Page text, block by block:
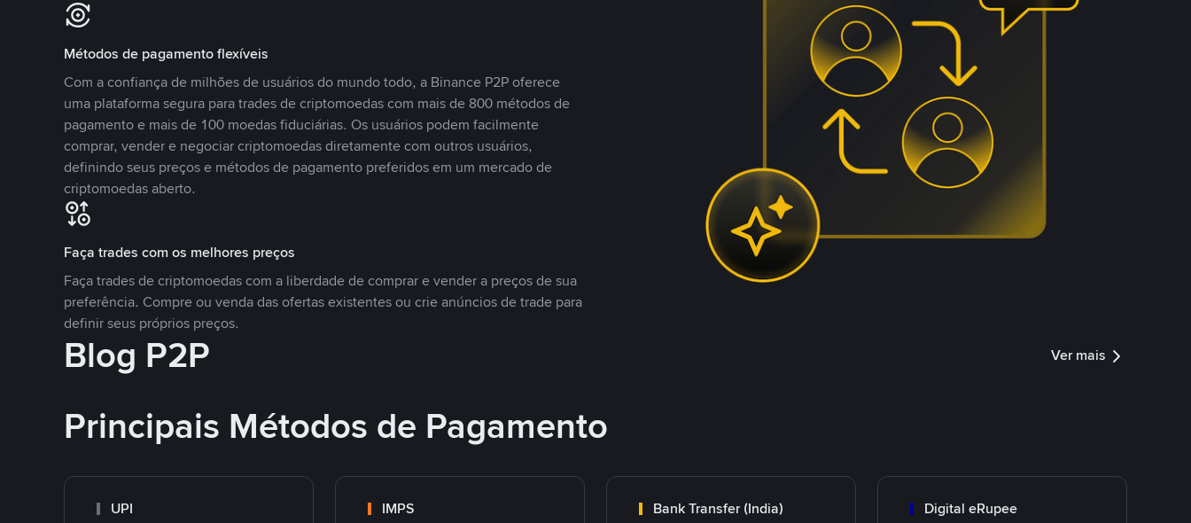
Métodos de pagamento flexíveis
Com a confiança de milhões de usuários do mundo todo, a Binance P2P oferece
uma plataforma segura para trades de criptomoedas com mais de 800 métodos de
pagamento e mais de 100 moedas fiduciárias. Os usuários podem facilmente
comprar, vender e negociar criptomoedas diretamente com outros usuários,
definindo seus preços e métodos de pagamento preferidos em um mercado de
criptomoedas aberto.
Faça trades com os melhores preços
Faça trades de criptomoedas com a liberdade de comprar e vender a preços de sua
preferência. Compre ou venda das ofertas existentes ou crie anúncios de trade para
definir seus próprios preços.
Blog P2P Ver mais
Principais Métodos de Pagamento
UPI IMPS Bank Transfer (India) Digital eRupee